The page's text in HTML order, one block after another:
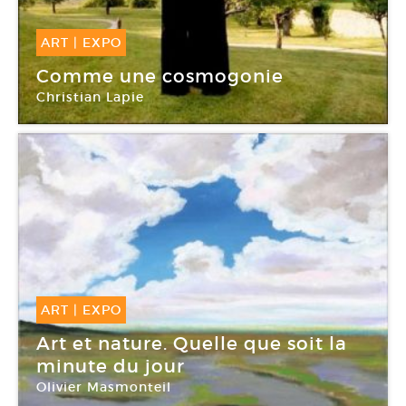
ART EXPO
03 Avr -06 Juin 2010
Comme une cosmogonie
Christian Lapie
Chapelle de la Visitation
ART | EXPO
16 Jan -14 Mar 2010
Art et nature. Quelle que soit la
minute du jour
Olivier Masmonteil